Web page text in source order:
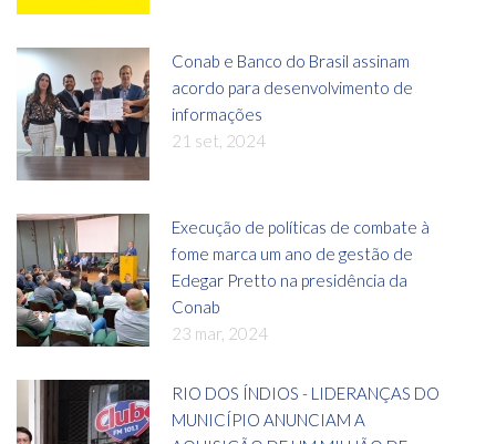
Conab e Banco do Brasil assinam
acordo para desenvolvimento de
informações
21 set, 2024
Execução de políticas de combate à
fome marca um ano de gestão de
Edegar Pretto na presidência da
Conab
23 mar, 2024
RIO DOS ÍNDIOS - LIDERANÇAS DO
MUNICÍPIO ANUNCIAM A